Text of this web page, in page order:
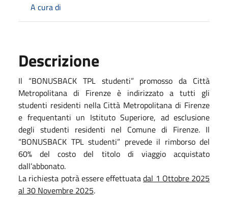
A cura di
Descrizione
Il “BONUSBACK TPL studenti” promosso da Città
Metropolitana di Firenze è indirizzato a tutti gli
studenti residenti nella Città Metropolitana di Firenze
e frequentanti un Istituto Superiore, ad esclusione
degli studenti residenti nel Comune di Firenze. Il
“BONUSBACK TPL studenti” prevede il rimborso del
60% del costo del titolo di viaggio acquistato
dall’abbonato.
La richiesta potrà essere effettuatadal 1 Ottobre 2025
al 30 Novembre 2025.